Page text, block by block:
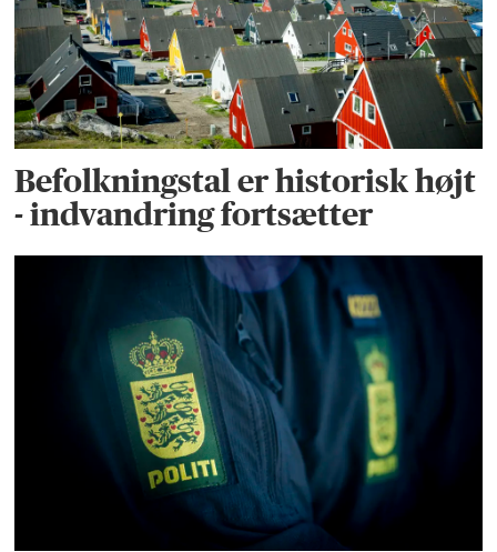
Befolkningstal er historisk højt
- indvandring fortsætter